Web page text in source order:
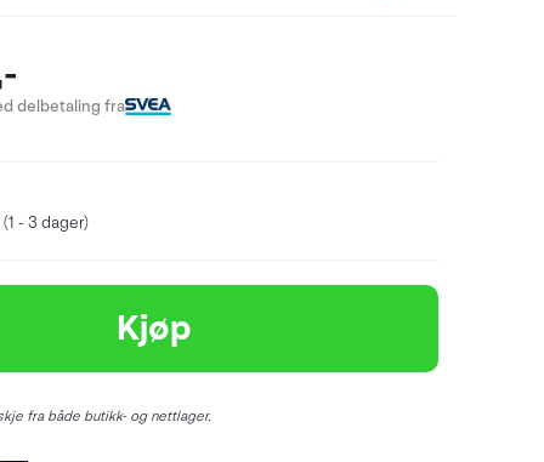
delbetaling fra
- 3 dager)
Kjøp
fra både butikk- og nettlager.